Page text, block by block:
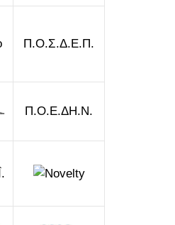
Π.Ο.Σ.Δ.Ε.Π.
Π.Ο.Ε.ΔΗ.Ν.